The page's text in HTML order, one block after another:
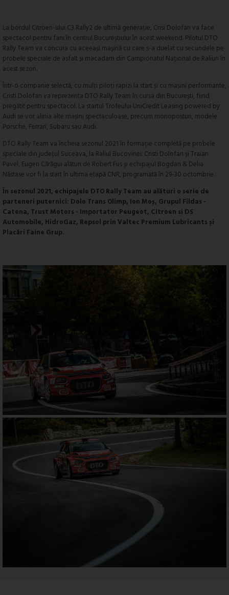
La bordul Citroen-ului C3 Rally2 de ultimă generație, Crisi Dolofan va face
spectacol pentru fani în centrul Bucureștiului în acest weekend. Pilotul DTO
Rally Team va concura cu aceeași mașină cu care s-a duelat cu secundele pe
probele speciale de asfalt și macadam din Campionatul Național de Raliuri în
acest sezon.
Într-o companie selectă, cu mulți piloți rapizi la start și cu mașini performante,
Cristi Dolofan va reprezenta DTO Rally Team în cursa din București, fiind
pregătit pentru spectacol. La startul Trofeului UniCredit Leasing powered by
Audi se vor alinia alte mașini spectaculoase, precum monoposturi, modele
Porsche, Ferrari, Subaru sau Audi.
DTO Rally Team va încheia sezonul 2021 în formație completă pe probele
speciale din județul Suceava, la Raliul Bucovinei. Cristi Dolofan și Traian
Pavel, Eugen Cărăgui alături de Robert Fus și echipajul Bogdan & Delia
Năstase vor fi la start în ultima etapă CNR, programată în 29-30 octombrie.
În sezonul 2021, echipajele DTO Rally Team au alături o serie de
parteneri puternici: Dolo Trans Olimp, Ion Moș, Grupul Fildas -
Catena, Trust Motors - Importator Peugeot, Citroen si DS
Automobile, HidroGaz, Repsol prin Valtec Premium Lubricants și
Placări Faine Grup.